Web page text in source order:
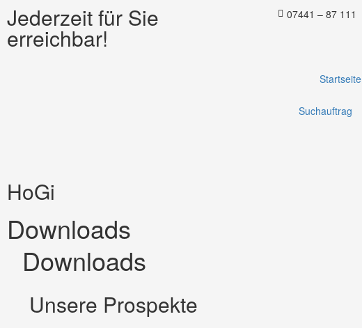
Inhalt
springen
Jederzeit für Sie
erreichbar!
07441 – 87 111
Startseite
Suchauftrag
HoGi
Downloads
Downloads
Unsere Prospekte